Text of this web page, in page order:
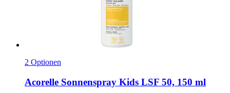
2 Optionen
Acorelle Sonnenspray Kids LSF 50, 150 ml